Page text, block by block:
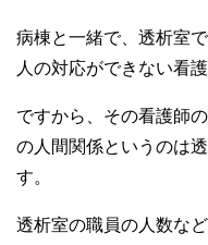
病棟と一緒で、透析室
人の対応ができない看
ですから、その看護師
の人間関係というのは
す。
透析室の職員の人数な